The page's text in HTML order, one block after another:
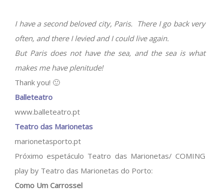
I have a second beloved city, Paris. There I go back very
often, and there I levied and I could live again.
But Paris does not have the sea, and the sea is what
makes me have plenitude!
Thank you! 🙂
Balleteatro
www.balleteatro.pt
Teatro das Marionetas
marionetasporto.pt
Próximo espetáculo Teatro das Marionetas/ COMING
play by Teatro das Marionetas do Porto:
Como Um Carrossel